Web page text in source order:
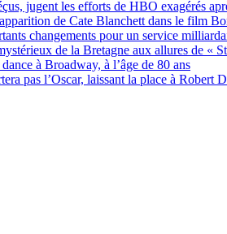
jugent les efforts de HBO exagérés
de Cate Blanchett dans le film
changements pour un service
de la Bretagne aux allures de «
à Broadway, à l’âge de 80 ans
pas l’Oscar, laissant la place à